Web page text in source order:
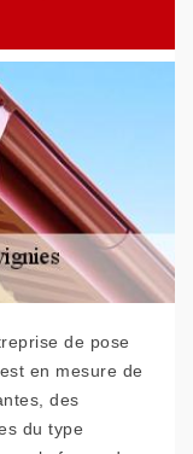
de pose
en mesure de
des
du type